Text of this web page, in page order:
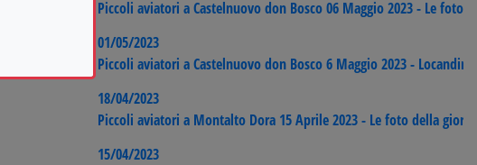
Piccoli aviatori a Castelnuovo don Bosco 06 Maggio 2023 - Le foto
01/05/2023
Piccoli aviatori a Castelnuovo don Bosco 6 Maggio 2023 -
18/04/2023
Piccoli aviatori a Montalto Dora 15 Aprile 2023 - Le foto della
15/04/2023